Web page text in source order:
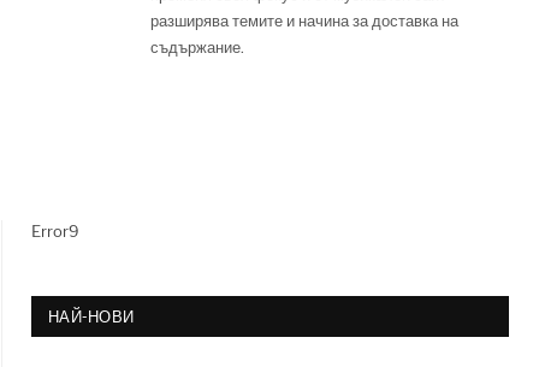
разширява темите и начина за доставка на
съдържание.
Error9
НАЙ-НОВИ